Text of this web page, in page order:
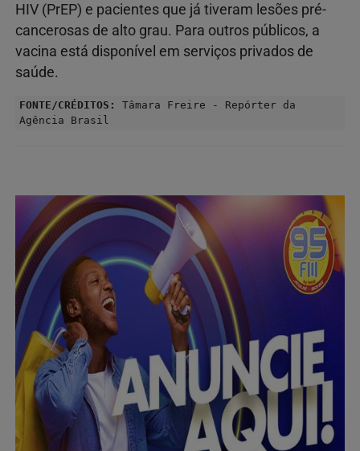
HIV (PrEP) e pacientes que já tiveram lesões pré-
cancerosas de alto grau. Para outros públicos, a
vacina está disponível em serviços privados de
saúde.
FONTE/CRÉDITOS:
Tâmara Freire - Repórter da
Agência Brasil